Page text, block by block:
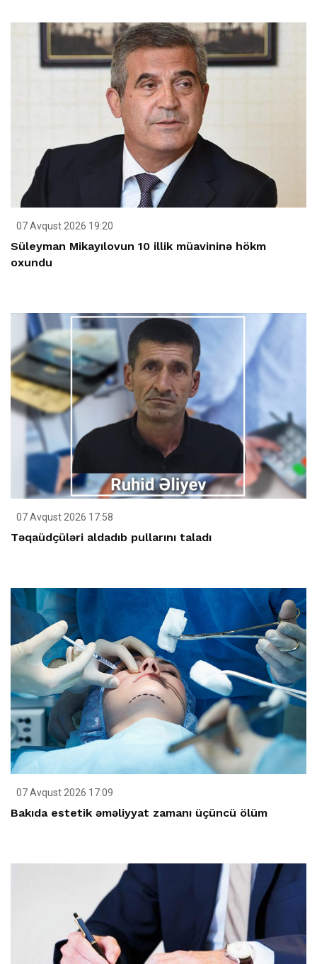
07 Avqust 2026 19:20
Süleyman Mikayılovun 10 illik müavininə hökm
oxundu
07 Avqust 2026 17:58
Təqaüdçüləri aldadıb pullarını taladı
07 Avqust 2026 17:09
Bakıda estetik əməliyyat zamanı üçüncü ölüm